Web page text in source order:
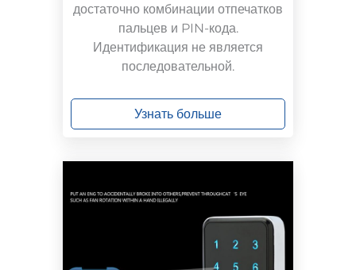
достаточно комбинации отпечатков
пальцев и PIN-кода.
Идентификация не является
последовательной.
Узнать больше